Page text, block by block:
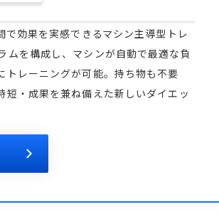
効果を実感できるマシン主導型トレ
ムを構成し、マシンが自動で最適な負
トレーニングが可能。持ち物も不要
・成果を兼ね備えた新しいダイエッ